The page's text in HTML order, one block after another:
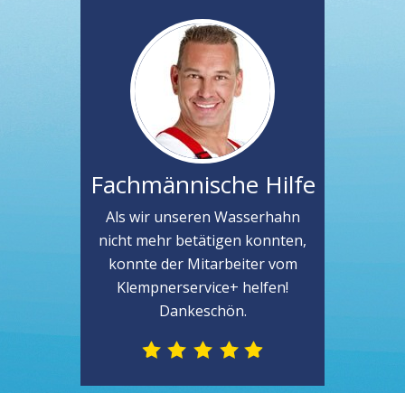
Fachmännische Hilfe
Als wir unseren Wasserhahn
nicht mehr betätigen konnten,
konnte der Mitarbeiter vom
Klempnerservice+ helfen!
Dankeschön.